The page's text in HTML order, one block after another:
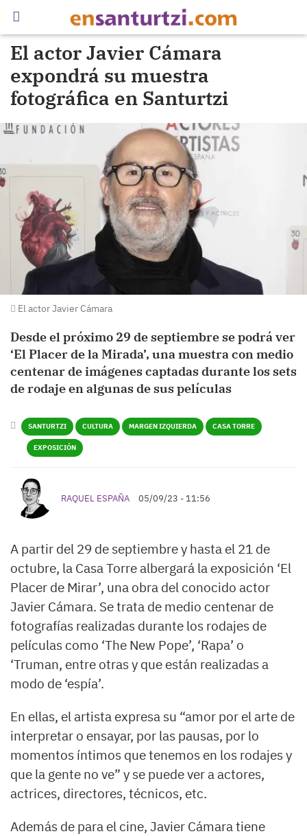
El actor Javier Cámara
expondrá su muestra
fotográfica en Santurtzi
El actor Javier Cámara
Desde el próximo 29 de septiembre se podrá ver
‘El Placer de la Mirada’, una muestra con medio
centenar de imágenes captadas durante los sets
de rodaje en algunas de sus películas
SANTURTZI CULTURA MARGEN IZQUIERDA CASA TORRE
EXPOSICIÓN
RAQUEL ESPAÑA 05/09/23 - 11:56
A partir del 29 de septiembre y hasta el 21 de
octubre, la Casa Torre albergará la exposición ‘El
Placer de Mirar’, una obra del conocido actor
Javier Cámara. Se trata de medio centenar de
fotografías realizadas durante los rodajes de
películas como ‘The New Pope’, ‘Rapa’ o
‘Truman, entre otras y que están realizadas a
modo de ‘espía’.
En ellas, el artista expresa su “amor por el arte de
interpretar o ensayar, por las pausas, por lo
momentos íntimos que tenemos en los rodajes y
que la gente no ve” y se puede ver a actores,
actrices, directores, técnicos, etc.
Además de para el cine, Javier Cámara tiene